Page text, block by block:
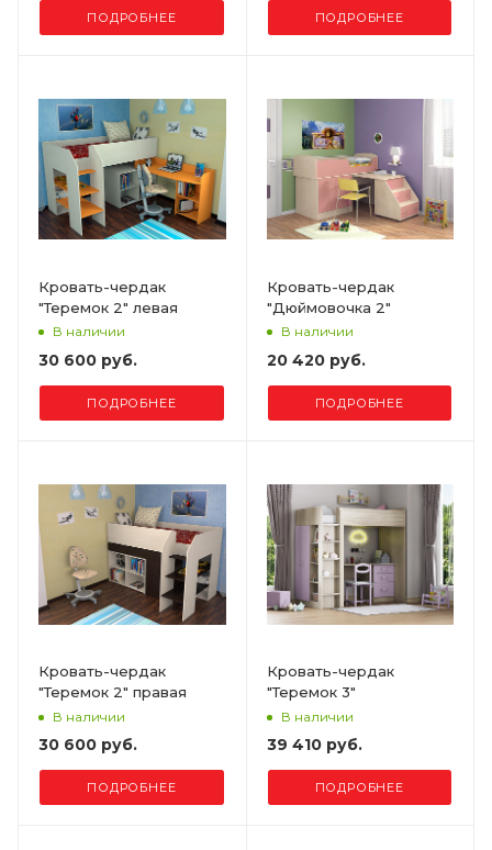
ПОДРОБНЕЕ ПОДРОБНЕЕ
Кровать-чердак
"Теремок 2" левая
В наличии
30 600 руб.
ПОДРОБНЕЕ
Кровать-чердак
"Дюймовочка 2"
В наличии
20 420 руб.
ПОДРОБНЕЕ
Кровать-чердак
"Теремок 2" правая
В наличии
30 600 руб.
ПОДРОБНЕЕ
Кровать-чердак
"Теремок 3"
В наличии
39 410 руб.
ПОДРОБНЕЕ